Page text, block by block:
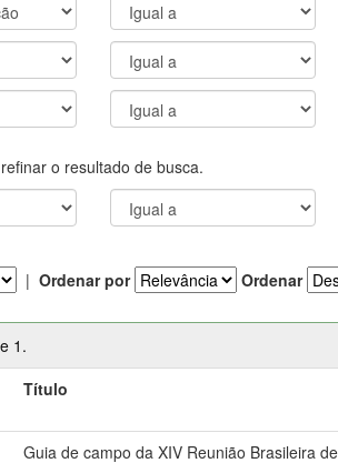
o resultado de busca.
| Ordenar por Ordenar
1.
Título
Guia de campo da XIV Reunião Brasileira